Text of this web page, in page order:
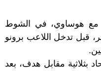
مع هوساوي، في الشوط
قبل تدخل اللاعب برونو
بثلاثية مقابل هدف، بعد